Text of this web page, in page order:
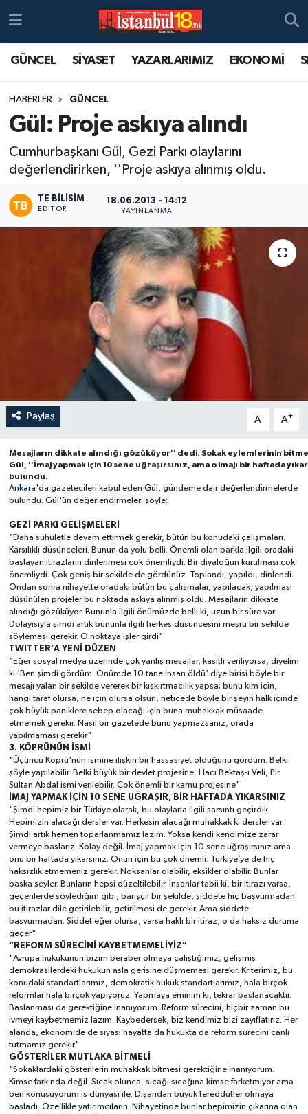
GÜNCEL SİYASET YAZARLARIMIZ EKONOMİ
HABERLER GÜNCEL
Gül: Proje askıya alındı
Cumhurbaşkanı Gül, Gezi Parkı olaylarını
değerlendirirken, ''Proje askıya alınmış oldu.
TE BILISIM
EDITÖR
18.06.2013 - 14:12
YAYINLANMA
Paylaş A- A+
Mesajların dikkate alındığı gözüküyor'' dedi. Sokak eylemlerinin
Gül, ''İmaj yapmak için 10 sene uğraşırsınız, ama o imajı bir haftada
bulundu.
Ankara'da gazetecileri kabul eden Gül, gündeme dair değerlendirmelerde
bulundu. Gül'ün değerlendirmeleri şöyle:
GEZİ PARKI GELİŞMELERİ
"Daha suhuletle devam ettirmek gerekir, bütün bu konudaki çalışmaları.
Karşılıklı düşünceleri. Bunun da yolu belli. Önemli olan parkla ilgili oradaki
başlayan itirazların dinlenmesi çok önemliydi. Bir diyaloğun kurulması çok
önemliydi. Çok geniş bir şekilde de gördünüz. Toplandı, yapıldı, dinlendi.
Ondan sonra nihayette oradaki bütün bu çalışmalar, yapılacak, yapılması
düşünülen projeler bu noktada askıya alınmış oldu. Mesajların dikkate
alındığı gözüküyor. Bununla ilgili önümüzde belli ki, uzun bir süre var.
Dolayısıyla şimdi artık bununla ilgili herkes düşüncesini meşru bir şekilde
söylemesi gerekir. O noktaya işler girdi"
TWITTER’A YENİ DÜZEN
“Eğer sosyal medya üzerinde çok yanlış mesajlar, kasıtlı veriliyorsa, diyelim
ki 'Ben şimdi gördüm. Önümde 10 tane insan öldü' diye birisi böyle bir
mesajı yalan bir şekilde vererek bir kışkırtmacılık yapsa; bunu kim için,
hangi taraf olursa, ne için olursa olsun, neticede böyle bir şeyin halk içinde
çok büyük paniklere sebep olacağı için buna muhakkak müsaade
etmemek gerekir. Nasıl bir gazetede bunu yapmazsanız, orada
yapılmaması gerekir"
3. KÖPRÜNÜN İSMİ
"Üçüncü Köprü'nün ismine ilişkin bir hassasiyet olduğunu gördüm. Belki
şöyle yapılabilir. Belki büyük bir devlet projesine, Hacı Bektaş-ı Veli, Pir
Sultan Abdal ismi verilebilir. Çok önemli bir kamu projesine"
İMAJ YAPMAK İÇİN 10 SENE UĞRAŞIR, BİR HAFTADA YIKARSINIZ
"Şimdi hepimiz bir Türkiye olarak, bu olaylarla ilgili sarsıntı geçirdik.
Hepimizin alacağı dersler var. Herkesin alacağı muhakkak ki dersler var.
Şimdi artık hemen toparlanmamız lazım. Yoksa kendi kendimize zarar
vermeye başlarız. Kolay değil. İmaj yapmak için 10 sene uğraşırsınız ama
onu bir haftada yıkarsınız. Onun için bu çok önemli. Türkiye’ye de hiç
haksızlık etmemeniz gerekir. Noksanlar olabilir, eksikler olabilir. Bunlar
başka şeyler. Bunların hepsi düzeltilebilir. İnsanlar tabii ki, bir itirazı varsa,
geçenlerde söylediğim gibi, barışçıl bir şekilde, şiddete hiç başvurmadan
bu itirazlar dile getirilebilir, getirilmesi de gerekir. Ama şiddete
başvurmadan. Şiddet eğer olursa, varsa haklı bir itiraz, o da haksız duruma
geçer"
“REFORM SÜRECİNİ KAYBETMEMELİYİZ”
"Avrupa hukukunun bizim beraber olmaya çalıştığımız, gelişmiş
demokrasilerdeki hukukun asla gerisine düşmemesi gerekir. Kriterimiz, bu
konudaki standartlarımız, demokratik hukuk standartlarımız, hala birçok
reformlar hala birçok yapıyoruz. Yapmaya eminim ki, tekrar başlanacaktır.
Başlanması da gerektiğine inanıyorum. Reform sürecini, hiçbir zaman bu
ivmeyi kaybetmemiz lazım. Kaybedersek, biz kendimiz bizi zayıflatırız. Her
alanda, ekonomide de siyasi hayatta da hukukta da reform sürecini canlı
tutmamız gerekir"
GÖSTERİLER MUTLAKA BİTMELİ
"Sokaklardaki gösterilerin muhakkak bitmesi gerektiğine inanıyorum.
Kimse farkında değil. Sıcak olunca, sıcağı sıcağına kimse farketmiyor ama
ben konuşuyorum iş dünyası ile. Dışarıdan büyük tereddütler olmaya
başladı. Özellikle yatırımcıların. Nihayetinde bunlar hepimizin çıkarına olan